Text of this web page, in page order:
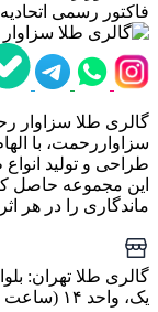
فاکتور رسمی اتحادیه
گالری طلا سزاوار
سزاواررحمت، با
طراحی و تولید
این مجموعه حاصل
ماندگاری را در هر
گالری طلا تهران:
یک، واحد ۱۴ (ساعت کاری: ۱۱ تا ۲۰)